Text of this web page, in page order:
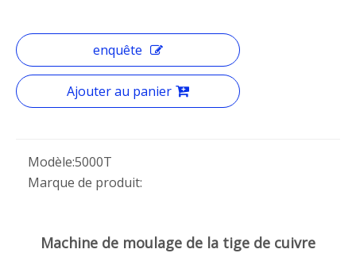
enquête
Ajouter au panier
Modèle:5000T
Marque de produit:
Machine de moulage de la tige de cuivre